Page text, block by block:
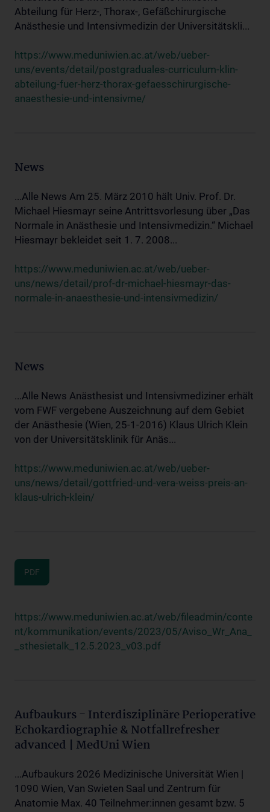
Abteilung für Herz-, Thorax-, Gefäßchirurgische
Anästhesie und Intensivmedizin der Universitätskli...
https://www.meduniwien.ac.at/web/ueber-
uns/events/detail/postgraduales-curriculum-klin-
abteilung-fuer-herz-thorax-gefaesschirurgische-
anaesthesie-und-intensivme/
News
...Alle News Am 25. März 2010 hält Univ. Prof. Dr.
Michael Hiesmayr seine Antrittsvorlesung über „Das
Normale in Anästhesie und Intensivmedizin.“ Michael
Hiesmayr bekleidet seit 1. 7. 2008...
https://www.meduniwien.ac.at/web/ueber-
uns/news/detail/prof-dr-michael-hiesmayr-das-
normale-in-anaesthesie-und-intensivmedizin/
News
...Alle News Anästhesist und Intensivmediziner erhält
vom FWF vergebene Auszeichnung auf dem Gebiet
der Anästhesie (Wien, 25-1-2016) Klaus Ulrich Klein
von der Universitätsklinik für Anäs...
https://www.meduniwien.ac.at/web/ueber-
uns/news/detail/gottfried-und-vera-weiss-preis-an-
klaus-ulrich-klein/
PDF
https://www.meduniwien.ac.at/web/fileadmin/conte
nt/kommunikation/events/2023/05/Aviso_Wr_Ana_
_sthesietalk_12.5.2023_v03.pdf
Aufbaukurs - Interdisziplinäre Perioperative
Echokardiographie & Notfallrefresher
advanced | MedUni Wien
...Aufbaukurs 2026 Medizinische Universität Wien |
1090 Wien, Van Swieten Saal und Zentrum für
Anatomie Max. 40 Teilnehmer:innen gesamt bzw. 5